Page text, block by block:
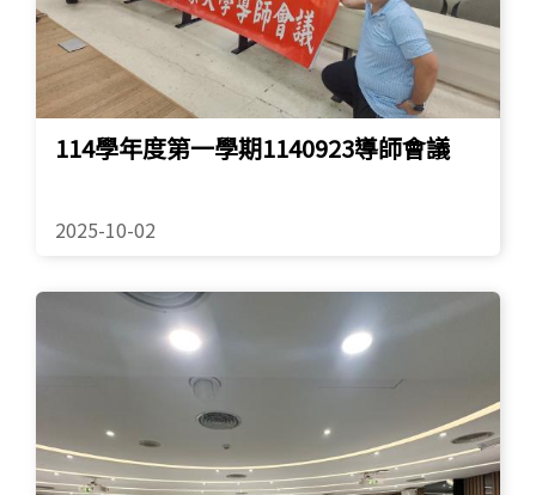
114學年度第一學期1140923導師會議
2025-10-02